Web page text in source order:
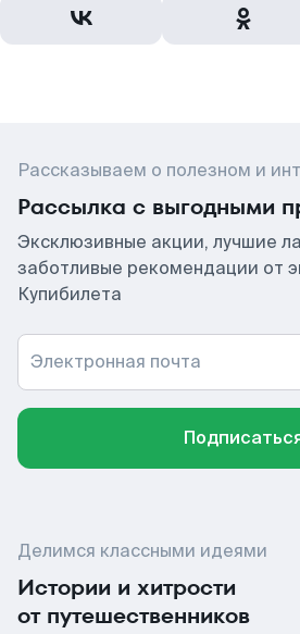
Рассказываем о полезном и
Рассылка с выгодными
Эксклюзивные акции, лучшие
заботливые рекомендации от
Купибилета
Электронная почта
Делимся классными идеями
Истории и хитрости
от путешественников